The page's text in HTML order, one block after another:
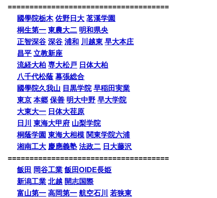
=====================================
國學院栃木 佐野日大 茗溪学園
桐生第一 東農大二 明和県央
正智深谷 深谷 浦和 川越東 早大本庄
昌平 立教新座
流経大柏 専大松戸 日体大柏
八千代松蔭 幕張総合
國學院久我山 目黒学院 早稲田実業
東京 本郷 保善 明大中野 早大学院
大東大一 日体大荏原
日川
東海大甲府 山梨学院
桐蔭学園 東海大相模 関東学院六浦
湘南工大 慶應義塾 法政二 日大藤沢
=====================================
飯田
岡谷工業 飯田OIDE長姫
新潟工業 北越 開志国際
富山第一 高岡第一 航空石川
若狭東